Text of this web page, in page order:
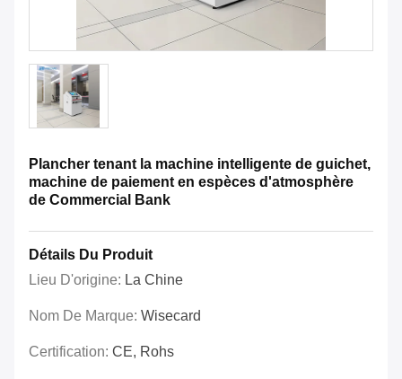
Plancher tenant la machine intelligente de guichet,
machine de paiement en espèces d'atmosphère
de Commercial Bank
Détails Du Produit
Lieu D'origine: La Chine
Nom De Marque: Wisecard
Certification: CE, Rohs